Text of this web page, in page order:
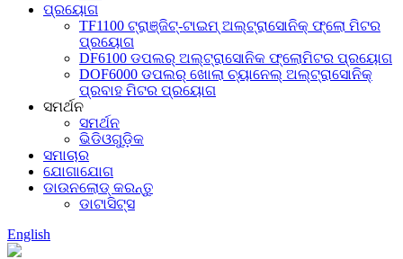
ପ୍ରୟୋଗ
TF1100 ଟ୍ରାଞ୍ଜିଟ୍-ଟାଇମ୍ ଅଲ୍ଟ୍ରାସୋନିକ୍ ଫ୍ଲୋ ମିଟର
ପ୍ରୟୋଗ
DF6100 ଡପଲର୍ ଅଲ୍ଟ୍ରାସୋନିକ ଫ୍ଲୋମିଟର ପ୍ରୟୋଗ
DOF6000 ଡପଲର୍ ଖୋଲା ଚ୍ୟାନେଲ୍ ଅଲ୍ଟ୍ରାସୋନିକ୍
ପ୍ରବାହ ମିଟର ପ୍ରୟୋଗ
ସମର୍ଥନ
ସମର୍ଥନ
ଭିଡିଓଗୁଡ଼ିକ
ସମାଚାର
ଯୋଗାଯୋଗ
ଡାଉନଲୋଡ୍ କରନ୍ତୁ
ଡାଟାସିଟ୍ସ
English